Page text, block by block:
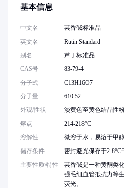
基本信息
中文名
芸香碱标准品
英文名
Rutin Standard
别名
芦丁标准品
CAS号
83-79-4
分子式
C13H16O7
分子量
610.52
外观/性状
淡黄色至黄色结晶性
熔点
214-218°C
溶解性
微溶于水，易溶于甲
储存条件
密封避光保存于2-8°C
主要性质/特性
芸香碱是一种黄酮类
强毛细血管抵抗力等
荧光。